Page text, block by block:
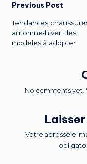
Previous Post
Tendances
automne-hiver : les
modèles à adopter
No comments yet.
Votre adresse e-